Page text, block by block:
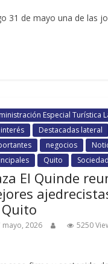
31 de mayo una de las
Especial Turística
Destacadas lateral
negocios
Quito Sociedad
El Quinde
mayo, 2026 5250